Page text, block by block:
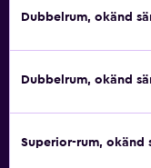
Dubbelrum, okänd
Dubbelrum, okänd
Superior-rum, okänd